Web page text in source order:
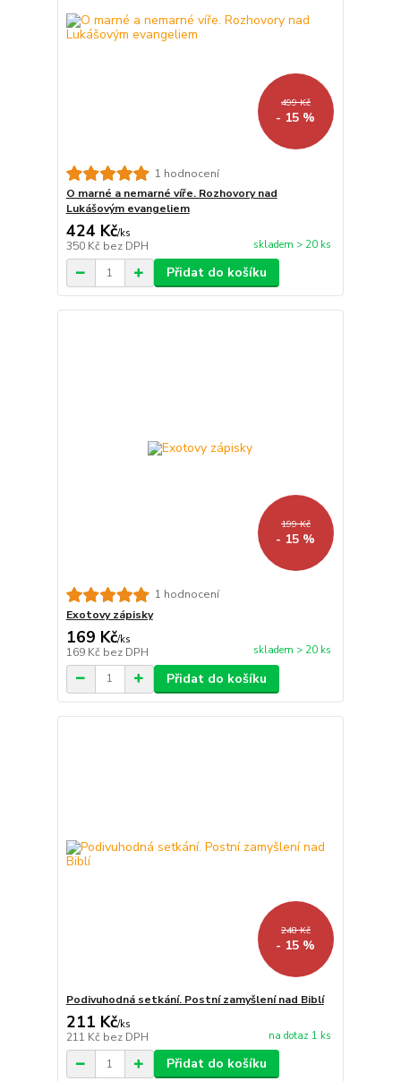
499 Kč
- 15 %
1 hodnocení
O marné a nemarné víře. Rozhovory nad
Lukášovým evangeliem
424 Kč/ks
350 Kč bez DPH skladem > 20 ks
Přidat do košíku
199 Kč
- 15 %
1 hodnocení
Exotovy zápisky
169 Kč/ks
169 Kč bez DPH skladem > 20 ks
Přidat do košíku
248 Kč
- 15 %
Podivuhodná setkání. Postní zamyšlení nad Biblí
211 Kč/ks
211 Kč bez DPH na dotaz 1 ks
Přidat do košíku